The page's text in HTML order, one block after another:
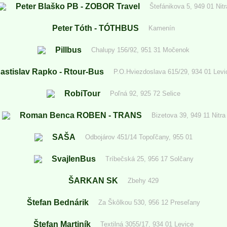
Peter Blaško PB - ZOBOR Travel Štefánikova 5, 949 01
Peter Tóth - TÓTHBUS Kamenín
Pillbus Chalupy 156/92, 951 31 Močenok
Rapko - Rtour-Bus P.O.Hviezdoslava 615/29, 934 01
RobiTour Poľná 92, 925 72 Selice
Roman Benca ROBEN - TRANS Bizetova 39, 949 11 Nitra
SAŠA Odbojárov 451/14 Topoľčany, 955 01
SvajlenBus Tríbečská 25, 956 17 Solčany
ŠARKAN SK Zbehy 429
Štefan Bednárik Za Škôlkou 530, 956 12 Preseľany
Štefan Martiník Textilná 3055/17, 934 01 Levice